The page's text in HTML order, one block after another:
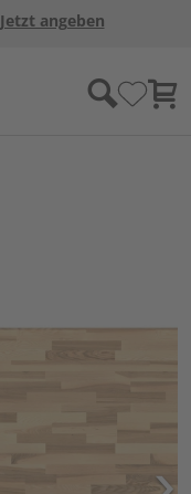
Jetzt angeben